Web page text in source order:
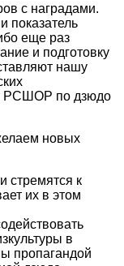
с наградами.
показатель
еще раз
и подготовку
нашу
РСШОР по дзюдо
новых
стремятся к
их в этом
в
пропагандой